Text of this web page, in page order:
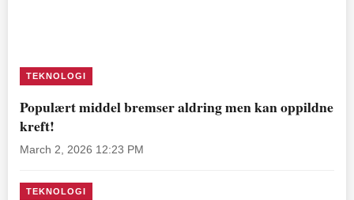
TEKNOLOGI
Populært middel bremser aldring men kan oppildne
kreft!
March 2, 2026 12:23 PM
TEKNOLOGI